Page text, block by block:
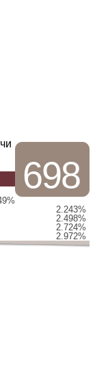
698
2.243%
2.498%
2.724%
2.972%